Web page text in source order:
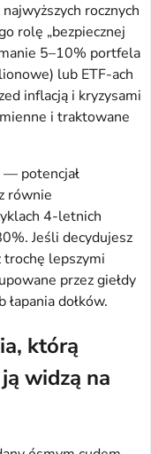
rocznych
rolę „bezpiecznej
5–10% portfela
lub ETF-ach
inflacją i kryzysami
i traktowane
— potencjał
równie
4-letnich
Jeśli decydujesz
lepszymi
przez giełdy
dołków.
którą
widzą na